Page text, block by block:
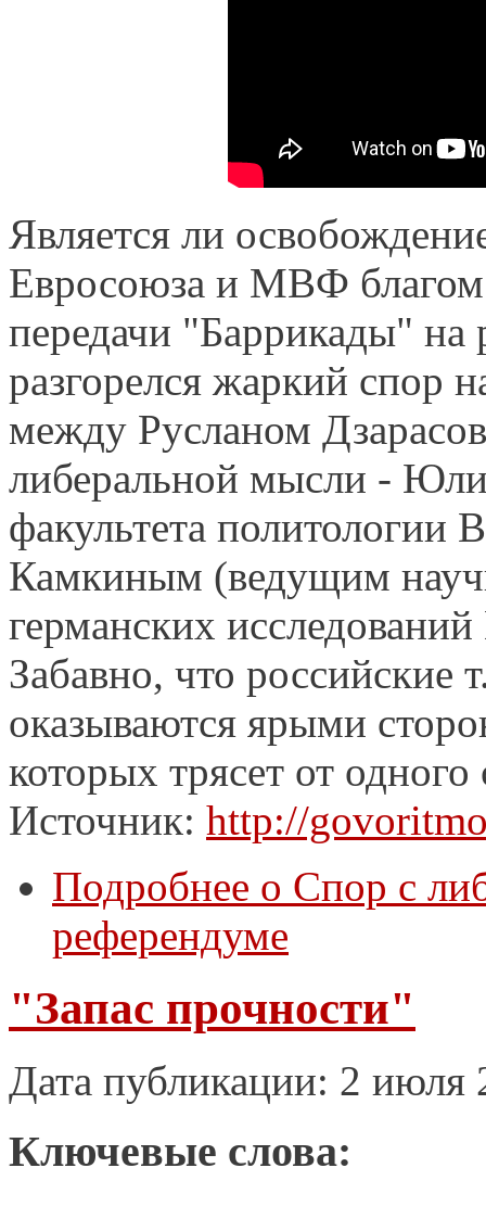
Является ли
Евросоюза и МВФ благом
передачи "Баррикады"
разгорелся жаркий спор
между Русланом
либеральной мысли -
факультета
Камкиным (ведущим
германских
Забавно, что российские
оказываются ярыми
которых трясет от
Источник: http://
Подробнее о Спор с
референдуме
"Запас прочности"
Дата публикации: 2 июля
Ключевые слова: